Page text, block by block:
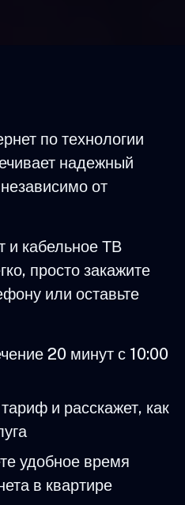
по технологии
надежный
от
и кабельное ТВ
просто закажите
или оставьте
20 минут с 10:00
и расскажет, как
удобное время
в квартире